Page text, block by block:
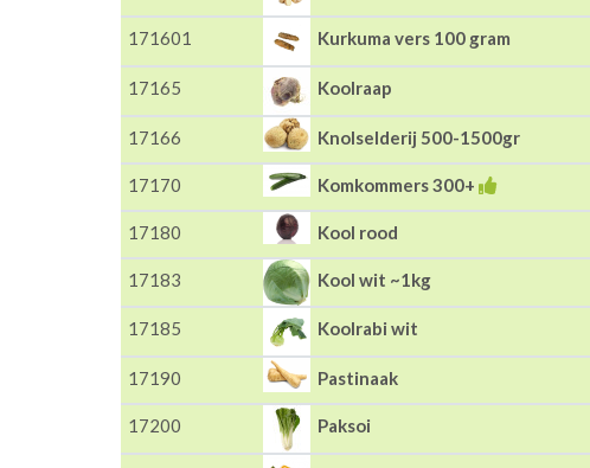
171601 Kurkuma vers 100 gram
17165 Koolraap
17166 Knolselderij 500-1500gr
17170 Komkommers 300+
17180 Kool rood
17183 Kool wit ~1kg
17185 Koolrabi wit
17190 Pastinaak
17200 Paksoi